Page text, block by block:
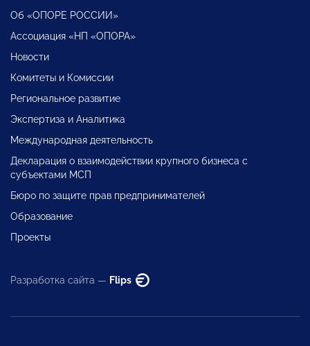
Об «ОПОРЕ РОССИИ»
Ассоциация «НП «ОПОРА»
Новости
Комитеты и Комиссии
Региональное развитие
Экспертиза и Аналитика
Международная деятельность
Декларация о взаимодействии крупного бизнеса с
субъектами МСП
Бюро по защите прав предпринимателей
Образование
Проекты
Разработка сайта — Flips